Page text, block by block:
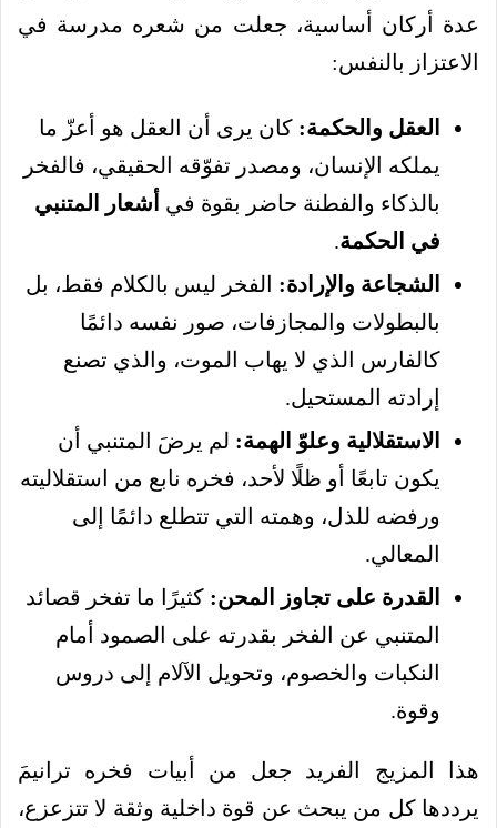
عدة أركان أساسية، جعلت من شعره مدرسة في
الاعتزاز بالنفس:
العقل والحكمة: كان يرى أن العقل هو أعزّ ما
يملكه الإنسان، ومصدر تفوّقه الحقيقي، فالفخر
بالذكاء والفطنة حاضر بقوة في أشعار المتنبي
في الحكمة.
الشجاعة والإرادة: الفخر ليس بالكلام فقط، بل
بالبطولات والمجازفات، صور نفسه دائمًا
كالفارس الذي لا يهاب الموت، والذي تصنع
إرادته المستحيل.
الاستقلالية وعلوّ الهمة: لم يرضَ المتنبي أن
يكون تابعًا أو ظلًا لأحد، فخره نابع من استقلاليته
ورفضه للذل، وهمته التي تتطلع دائمًا إلى
المعالي.
القدرة على تجاوز المحن: كثيرًا ما تفخر قصائد
المتنبي عن الفخر بقدرته على الصمود أمام
النكبات والخصوم، وتحويل الآلام إلى دروس
وقوة.
هذا المزيج الفريد جعل من أبيات فخره ترانيمَ
يرددها كل من يبحث عن قوة داخلية وثقة لا تتزعزع،